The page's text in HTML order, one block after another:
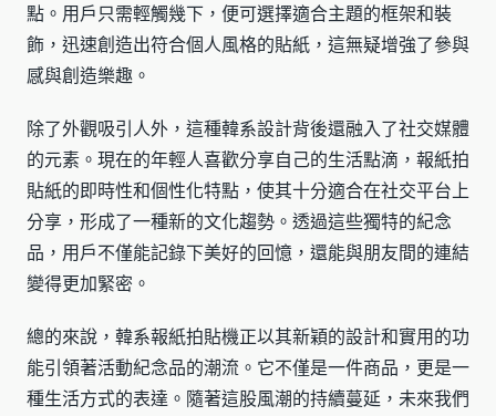
點。用戶只需輕觸幾下，便可選擇適合主題的框架和裝
飾，迅速創造出符合個人風格的貼紙，這無疑增強了參與
感與創造樂趣。
除了外觀吸引人外，這種韓系設計背後還融入了社交媒體
的元素。現在的年輕人喜歡分享自己的生活點滴，報紙拍
貼紙的即時性和個性化特點，使其十分適合在社交平台上
分享，形成了一種新的文化趨勢。透過這些獨特的紀念
品，用戶不僅能記錄下美好的回憶，還能與朋友間的連結
變得更加緊密。
總的來說，韓系報紙拍貼機正以其新穎的設計和實用的功
能引領著活動紀念品的潮流。它不僅是一件商品，更是一
種生活方式的表達。隨著這股風潮的持續蔓延，未來我們